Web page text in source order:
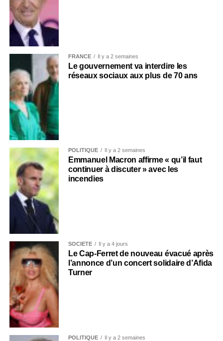
FRANCE Il y a 2 semaines
Le gouvernement va interdire les
réseaux sociaux aux plus de 70 ans
POLITIQUE Il y a 2 semaines
Emmanuel Macron affirme « qu’il faut
continuer à discuter » avec les
incendies
SOCIÉTÉ Il y a 4 jours
Le Cap-Ferret de nouveau évacué après
l’annonce d’un concert solidaire d’Afida
Turner
POLITIQUE Il y a 2 semaines